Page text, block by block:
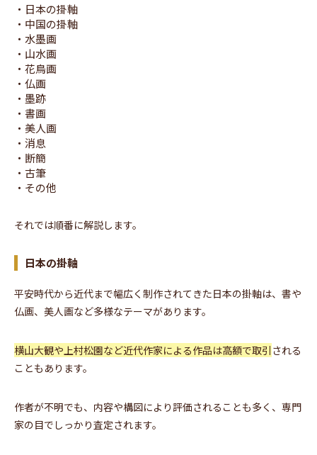
・日本の掛軸
・中国の掛軸
・水墨画
・山水画
・花鳥画
・仏画
・墨跡
・書画
・美人画
・消息
・断簡
・古筆
・その他
それでは順番に解説します。
日本の掛軸
平安時代から近代まで幅広く制作されてきた日本の掛軸は、書や
仏画、美人画など多様なテーマがあります。
横山大観や上村松園など近代作家による作品は高額で取引 される
こともあります。
作者が不明でも、内容や構図により評価されることも多く、専門
家の目でしっかり査定されます。